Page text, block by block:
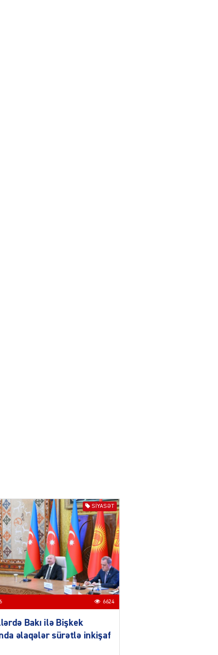
Qırğızıstana dövlət səfəri
münasibətlərdə yeni tarixi
mərhələ kimi dəyərləndirilir
03.08.2026 7730
Azərbaycan-Qırğızıstan
münasibətləri
bərabərhüquqlu
tərəfdaşlığa və yüksək
SIYASƏT
6624
Bakı ilə Bişkek
əlaqələr sürətlə inkişaf